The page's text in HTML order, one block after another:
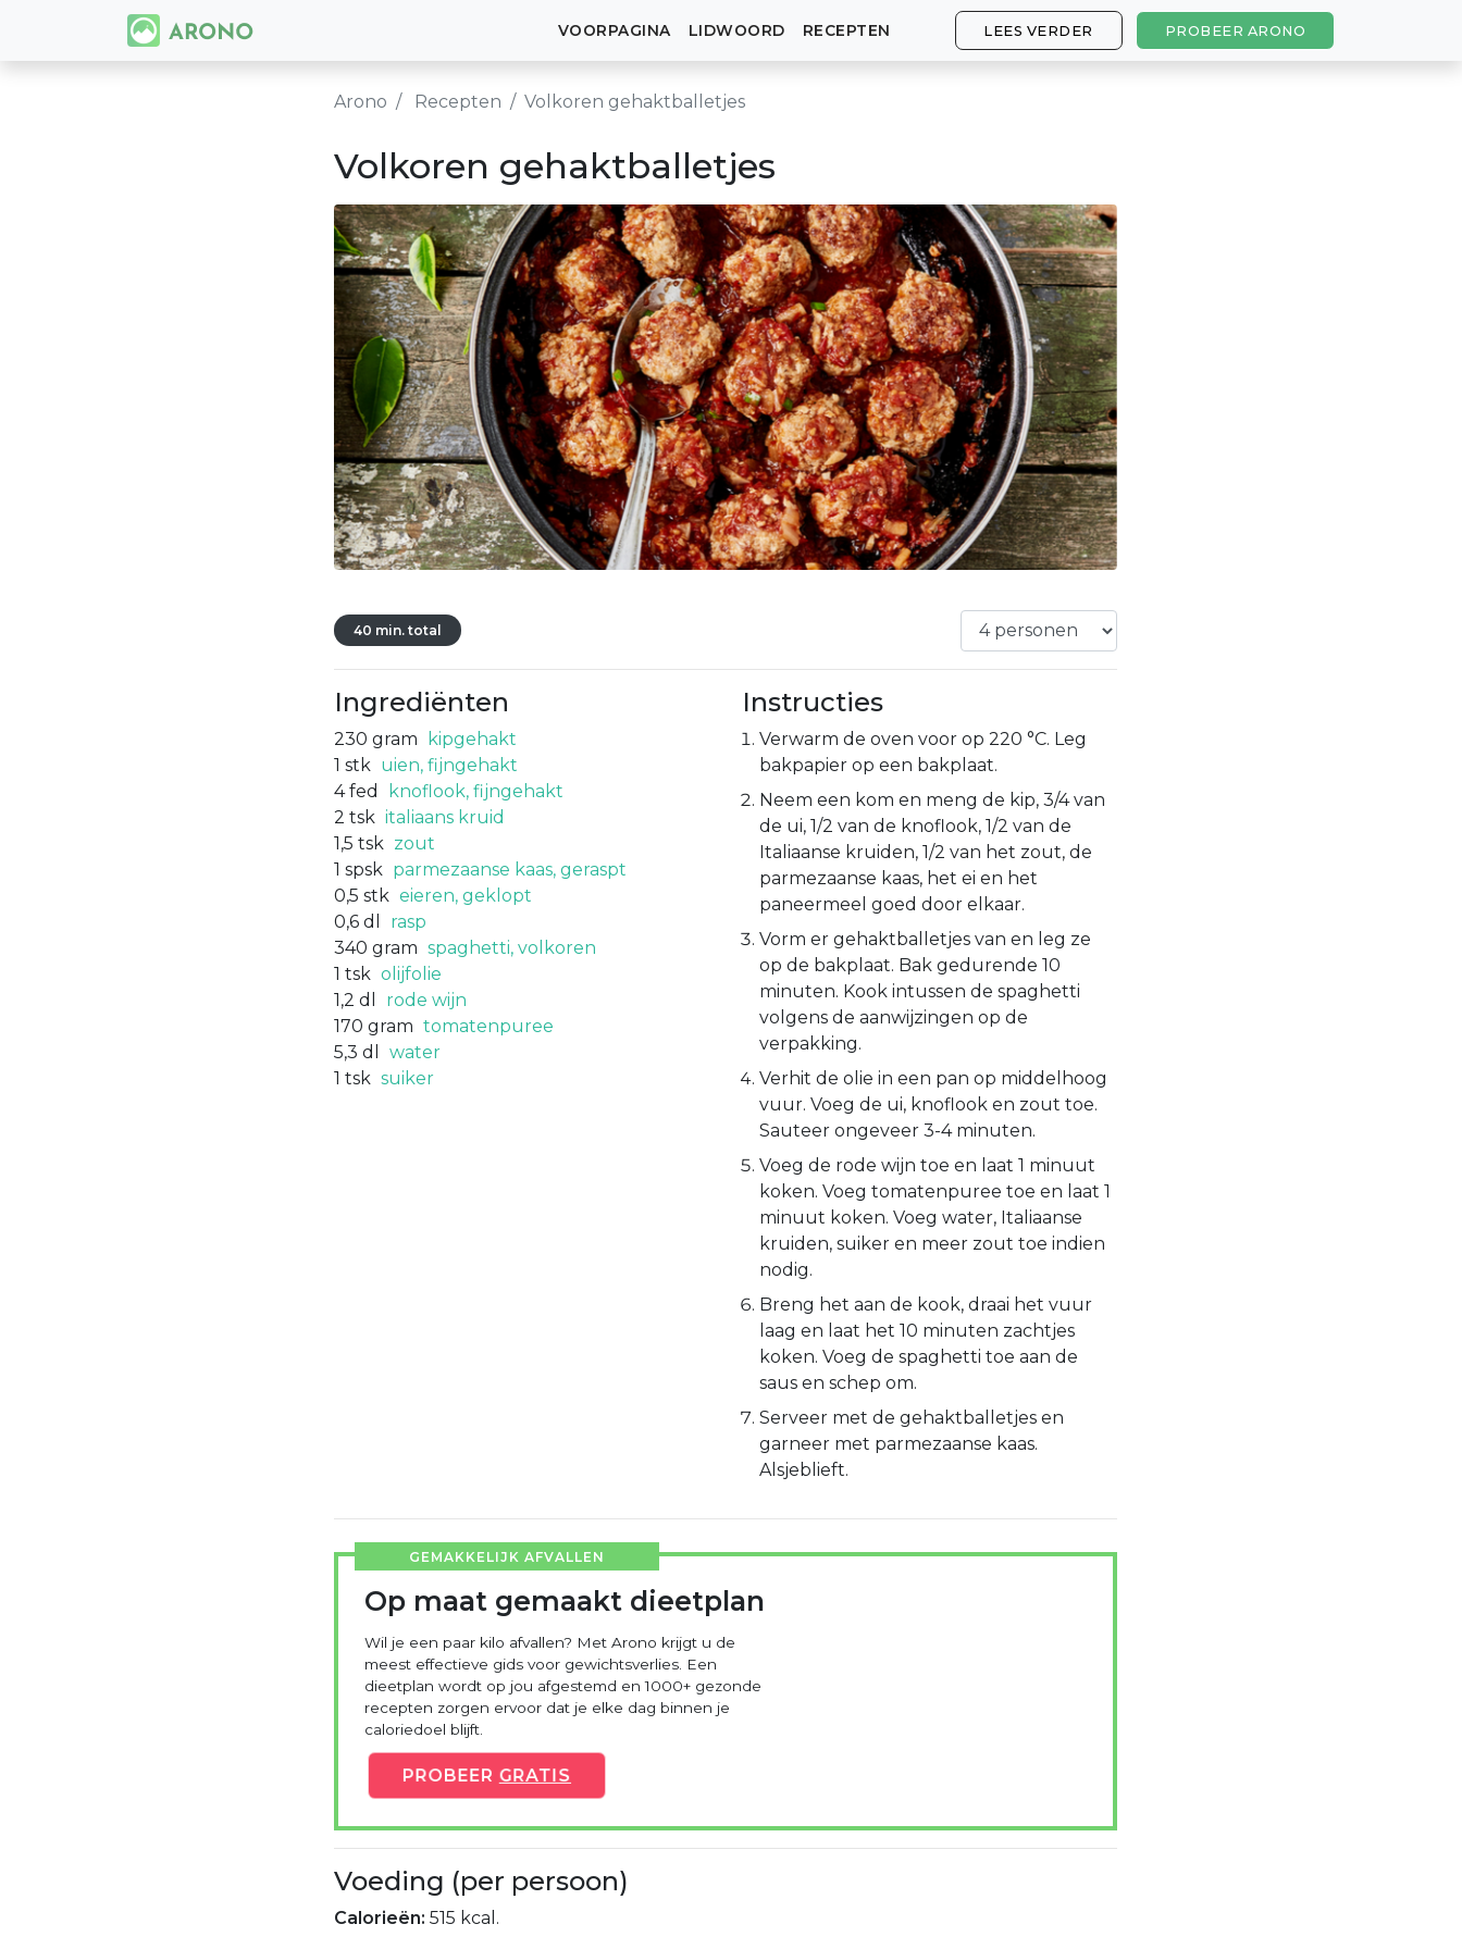
VOORPAGINA LIDWOORD RECEPTEN LEES VERDER PROBEER ARONO
Arono Recepten Volkoren gehaktballetjes
Volkoren gehaktballetjes
40 min. total
Ingrediënten
230 gram
kipgehakt
1 stk uien, fijngehakt
4 fed
knoflook, fijngehakt
2 tsk italiaans kruid
1,5 tsk zout
1 spsk parmezaanse kaas, geraspt
0,5 stk eieren, geklopt
0,6 dl
rasp
340 gram spaghetti, volkoren
1 tsk olijfolie
1,2 dl
rode wijn
170 gram tomatenpuree
5,3 dl
water
1 tsk suiker
Instructies
Verwarm de oven voor op 220 °C. Leg
bakpapier op een bakplaat.
Neem een kom en meng de kip, 3/4 van
de ui, 1/2 van de knoflook, 1/2 van de
Italiaanse kruiden, 1/2 van het zout, de
parmezaanse kaas, het ei en het
paneermeel goed door elkaar.
Vorm er gehaktballetjes van en leg ze
op de bakplaat. Bak gedurende 10
minuten. Kook intussen de spaghetti
volgens de aanwijzingen op de
verpakking.
Verhit de olie in een pan op middelhoog
vuur. Voeg de ui, knoflook en zout toe.
Sauteer ongeveer 3-4 minuten.
Voeg de rode wijn toe en laat 1 minuut
koken. Voeg tomatenpuree toe en laat 1
minuut koken. Voeg water, Italiaanse
kruiden, suiker en meer zout toe indien
nodig.
Breng het aan de kook, draai het vuur
laag en laat het 10 minuten zachtjes
koken. Voeg de spaghetti toe aan de
saus en schep om.
Serveer met de gehaktballetjes en
garneer met parmezaanse kaas.
Alsjeblieft.
GEMAKKELIJK AFVALLEN
Op maat gemaakt dieetplan
Wil je een paar kilo afvallen? Met Arono krijgt u de
meest effectieve gids voor gewichtsverlies. Een
dieetplan wordt op jou afgestemd en 1000+ gezonde
recepten zorgen ervoor dat je elke dag binnen je
caloriedoel blijft.
PROBEER GRATIS
Voeding (per persoon)
Calorieën: 515 kcal.